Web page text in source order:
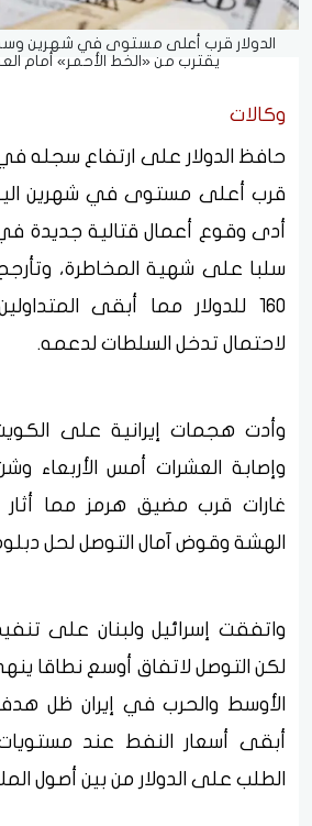
الدولار قرب أعلى مستوى في شهرين وسط
يقترب من «الخط الأحمر» أمام
وكالات
حافظ الدولار على ارتفاع سجله في
قرب أعلى مستوى في شهرين
أدى وقوع أعمال قتالية جديدة في
سلبا على شهية المخاطرة،
160 للدولار مما أبقى
لاحتمال تدخل السلطات لدعمه.
وأدت هجمات إيرانية على
وإصابة العشرات أمس الأربعاء
غارات قرب مضيق هرمز مما أثار
الهشة وقوض آمال التوصل لحل
واتفقت إسرائيل ولبنان على
لكن التوصل لاتفاق أوسع نطاقا
الأوسط والحرب في إيران ظل
أبقى أسعار النفط عند
الطلب على الدولار من بين أصول